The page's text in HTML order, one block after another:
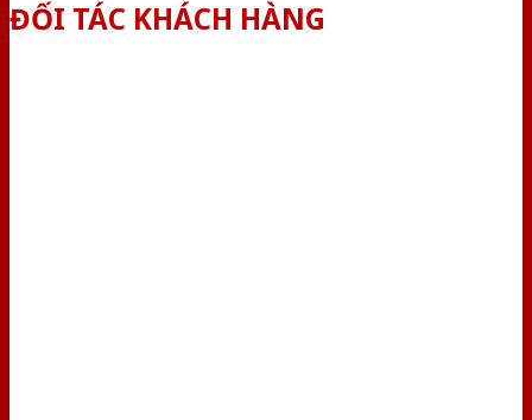
ĐỐI TÁC KHÁCH HÀNG